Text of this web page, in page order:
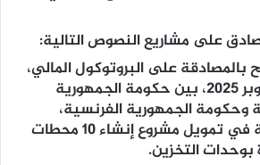
على مشاريع النصوص التالية:
على البروتوكول المالي،
الموقع بتاريخ 31 أكتوبر 2025، بين حكومة الجمهورية
وحكومة الجمهورية الفرنسية،
والمخصص للمساهمة في تمويل مشروع إنشاء 10 محطات
التخزين.